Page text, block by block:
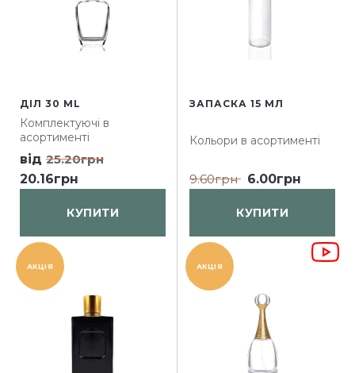
ДІЛ 30 ML
Комплектуючі в
асортименті
від 25.20грн
20.16грн
КУПИТИ
ЗАПАСКА 15 МЛ
Кольори в асортименті
9.60грн 6.00грн
КУПИТИ
АКЦІЯ АКЦІЯ